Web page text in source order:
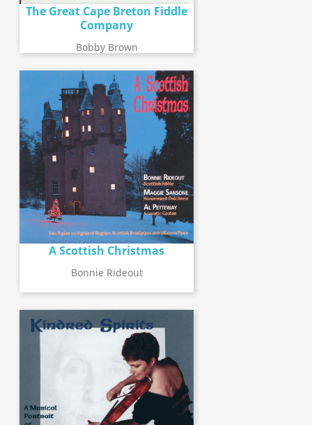
The Great Cape Breton Fiddle
Company
Bobby Brown
A Scottish Christmas
Bonnie Rideout